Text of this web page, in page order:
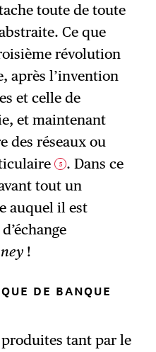
toute de toute
Ce que
révolution
après l’invention
et celle de
et maintenant
des réseaux ou
5 . Dans ce
tout un
auquel il est
!
DE BANQUE
tant par le